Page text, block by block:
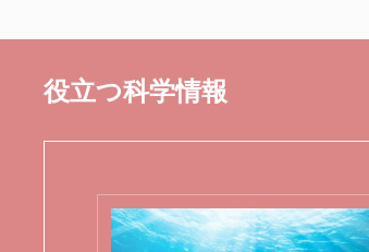
役立つ科学情報